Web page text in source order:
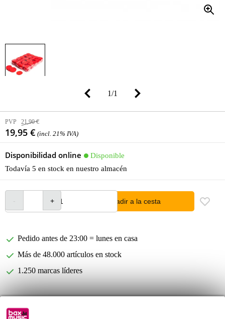
1/1
PVP 21,90 €
19,95 € (incl. 21% IVA)
Disponibilidad online
Disponible
Todavía 5 en stock en nuestro almacén
añadir a la cesta
Pedido antes de 23:00 = lunes en casa
Más de 48.000 artículos en stock
1.250 marcas líderes
Información del producto